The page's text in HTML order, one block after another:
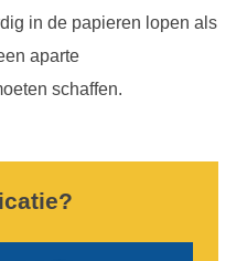
in de papieren lopen als
aparte
schaffen.